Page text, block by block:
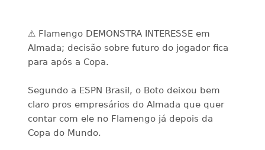
⚠️ Flamengo DEMONSTRA INTERESSE em
Almada; decisão sobre futuro do jogador fica
para após a Copa.
Segundo a ESPN Brasil, o Boto deixou bem
claro pros empresários do Almada que quer
contar com ele no Flamengo já depois da
Copa do Mundo.